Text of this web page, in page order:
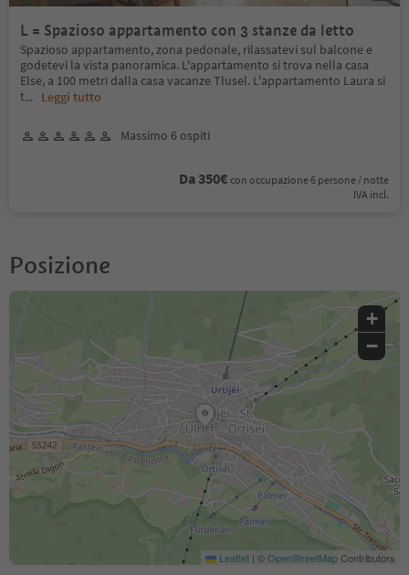
L = Spazioso appartamento con 3 stanze da letto
Spazioso appartamento, zona pedonale, rilassatevi sul balcone e
godetevi la vista panoramica. L'appartamento si trova nella casa
Else, a 100 metri dalla casa vacanze Tlusel. L'appartamento Laura si
t... Leggi tutto
Massimo 6 ospiti
Da 350€ con occupazione 6 persone / notte
IVA incl.
Posizione
+
−
Leaflet | ©OpenStreetMapContributors